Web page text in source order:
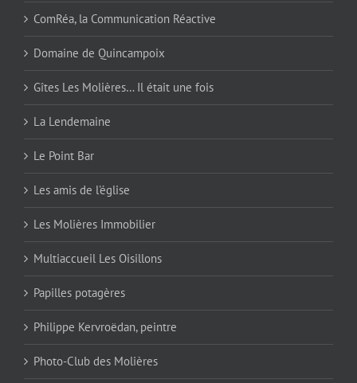
ComRéa, la Communication Réactive
Domaine de Quincampoix
Gîtes Les Molières… Il était une fois
La Lendemaine
Le Point Bar
Les amis de l'église
Les Molières Immobilier
Multiaccueil Les Oisillons
Papilles potagères
Philippe Kervroëdan, peintre
Photo-Club des Molières